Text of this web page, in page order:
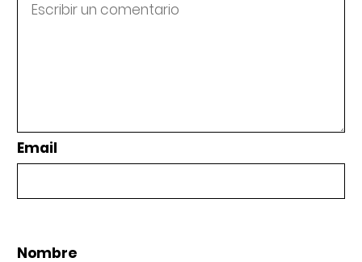
Email
Nombre